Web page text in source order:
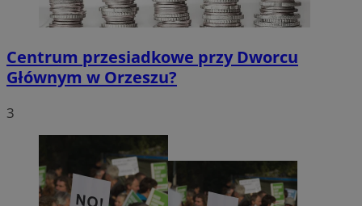
Centrum przesiadkowe przy Dworcu
Głównym w Orzeszu?
3